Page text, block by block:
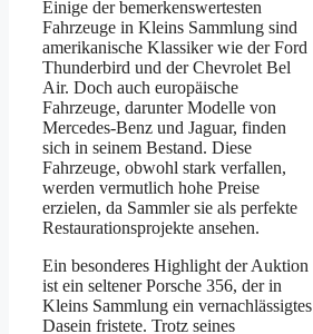
Einige der bemerkenswertesten
Fahrzeuge in Kleins Sammlung sind
amerikanische Klassiker wie der Ford
Thunderbird und der Chevrolet Bel
Air. Doch auch europäische
Fahrzeuge, darunter Modelle von
Mercedes-Benz und Jaguar, finden
sich in seinem Bestand. Diese
Fahrzeuge, obwohl stark verfallen,
werden vermutlich hohe Preise
erzielen, da Sammler sie als perfekte
Restaurationsprojekte ansehen.
Ein besonderes Highlight der Auktion
ist ein seltener Porsche 356, der in
Kleins Sammlung ein vernachlässigtes
Dasein fristete. Trotz seines